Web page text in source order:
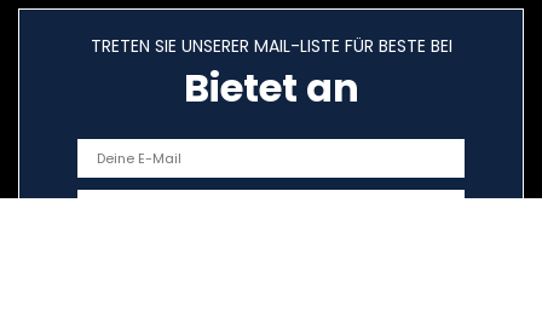
TRETEN SIE UNSERER MAIL-LISTE FÜR BESTE BEI
Bietet an